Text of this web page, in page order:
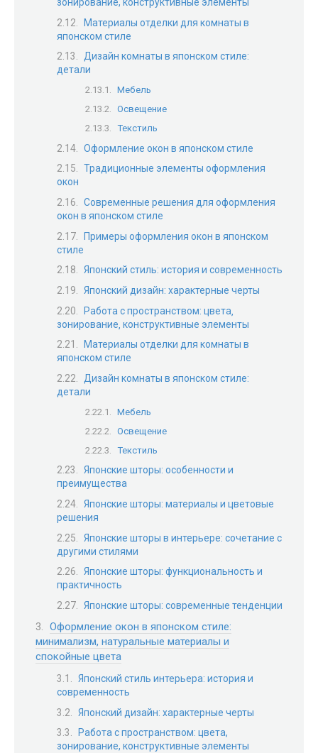
Материалы отделки для комнаты в
японском стиле
Дизайн комнаты в японском стиле:
детали
Мебель
Освещение
Текстиль
Оформление окон в японском стиле
Традиционные элементы оформления
окон
Современные решения для оформления
окон в японском стиле
Примеры оформления окон в японском
стиле
Японский стиль: история и современность
Японский дизайн: характерные черты
Работа с пространством: цвета‚
зонирование‚ конструктивные элементы
Материалы отделки для комнаты в
японском стиле
Дизайн комнаты в японском стиле:
детали
Мебель
Освещение
Текстиль
Японские шторы: особенности и
преимущества
Японские шторы: материалы и цветовые
решения
Японские шторы в интерьере: сочетание с
другими стилями
Японские шторы: функциональность и
практичность
Японские шторы: современные тенденции
Оформление окон в японском стиле:
минимализм, натуральные материалы и
спокойные цвета
Японский стиль интерьера: история и
современность
Японский дизайн: характерные черты
Работа с пространством: цвета,
зонирование, конструктивные элементы